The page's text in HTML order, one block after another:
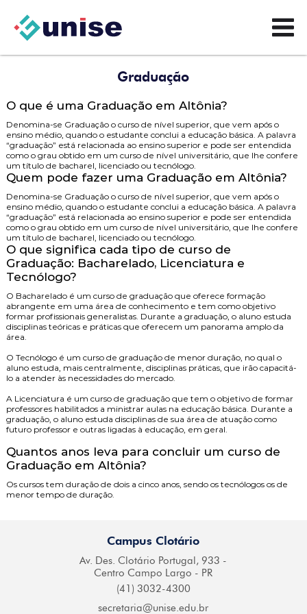
Graduação
O que é uma Graduação em Altônia?
Denomina-se Graduação o curso de nível superior, que vem após o
ensino médio, quando o estudante conclui a educação básica. A palavra
“graduação” está relacionada ao ensino superior e pode ser entendida
como o grau obtido em um curso de nível universitário, que lhe confere
um título de bacharel, licenciado ou tecnólogo.
Quem pode fazer uma Graduação em Altônia?
Denomina-se Graduação o curso de nível superior, que vem após o
ensino médio, quando o estudante conclui a educação básica. A palavra
“graduação” está relacionada ao ensino superior e pode ser entendida
como o grau obtido em um curso de nível universitário, que lhe confere
um título de bacharel, licenciado ou tecnólogo.
O que significa cada tipo de curso de
Graduação: Bacharelado, Licenciatura e
Tecnólogo?
O Bachareladoé um curso de graduação que oferece formação
abrangente em uma área de conhecimento e tem como objetivo
formar profissionais generalistas. Durante a graduação, o aluno estuda
disciplinas teóricas e práticas que oferecem um panorama amplo da
área.
O Tecnólogoé um curso de graduação de menor duração, no qual o
aluno estuda, mais centralmente, disciplinas práticas, que irão capacitá-
lo a atender às necessidades do mercado.
A Licenciatura é um curso de graduação que tem o objetivo de formar
professores habilitados a ministrar aulas na educação básica. Durante a
graduação, o aluno estuda disciplinas de sua área de atuação como
futuro professor e outras ligadas à educação, em geral.
Quantos anos leva para concluir um curso de
Graduação em Altônia?
Os cursos tem duração de dois a cinco anos, sendo os tecnólogos os de
menor tempo de duração.
Campus Clotário
Av. Des. Clotário Portugal, 933 -
Centro Campo Largo - PR
(41) 3032-4300
secretaria@unise.edu.br